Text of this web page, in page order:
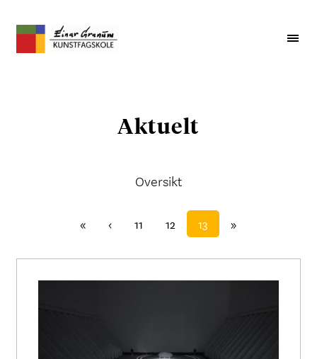
Aktuelt
Oversikt
« ‹ 11 12 13 »